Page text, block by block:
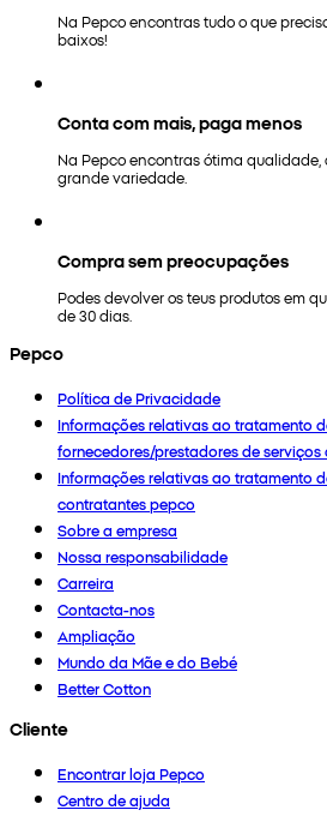
Na Pepco encontras tudo o que
baixos!
Conta com mais, paga menos
Na Pepco encontras ótima
grande variedade.
Compra sem preocupações
Podes devolver os teus produtos em
de 30 dias.
Pepco
Política de Privacidade
Informações relativas ao tratamento
fornecedores/prestadores de
Informações relativas ao tratamento
contratantes pepco
Sobre a empresa
Nossa responsabilidade
Carreira
Contacta-nos
Ampliação
Mundo da Mãe e do Bebé
Better Cotton
Cliente
Encontrar loja Pepco
Centro de ajuda